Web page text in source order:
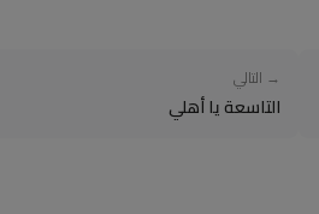
→ التالي
التاسعة يا أهلي